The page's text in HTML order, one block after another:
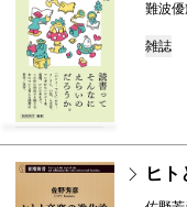
難波
雑誌
ヒト